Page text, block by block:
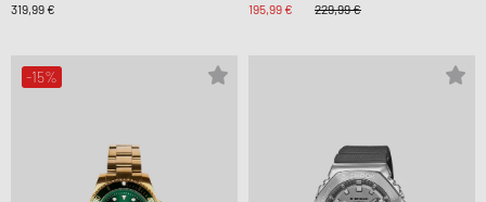
319,99 €
195,99 €
229,99 €
-15%